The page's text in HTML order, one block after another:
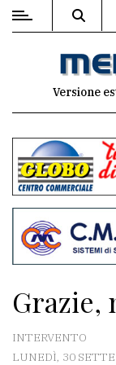
MENU
commenti
Contenuti
del
sito
Associazioni
Meteo
Versione
Grazie,
INTERVENTO
LUNEDÌ, 30